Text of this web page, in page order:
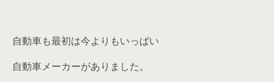
自動車も最初は今よりもいっぱい
自動車メーカーがありました。